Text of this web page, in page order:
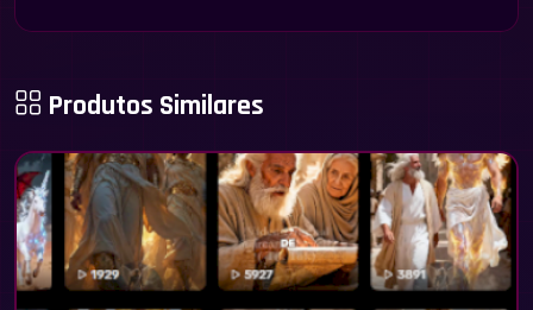
Produtos Similares